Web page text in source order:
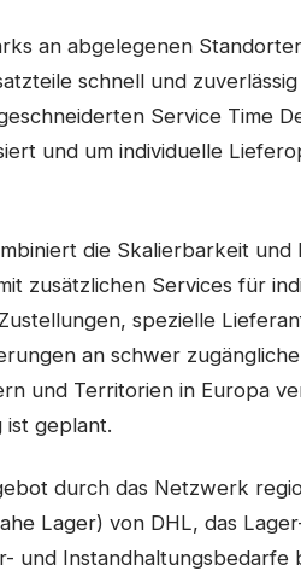
an abgelegenen
schnell und
Service Time
und um individuelle
die Skalierbarkeit
zusätzlichen Services für
spezielle
an schwer
und Territorien in Europa
geplant.
durch das Netzwerk
Lager) von DHL, das
und Instandhaltungsbedarfe